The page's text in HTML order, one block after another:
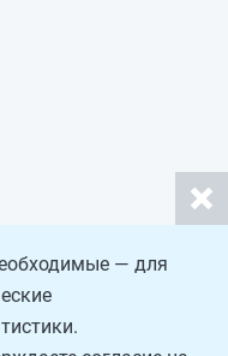
— для